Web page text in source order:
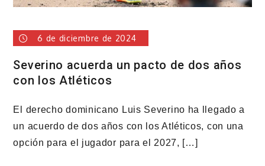
Gómez
6 de diciembre de 2024
Severino acuerda un pacto de dos años
con los Atléticos
El derecho dominicano Luis Severino ha llegado a
un acuerdo de dos años con los Atléticos, con una
opción para el jugador para el 2027, […]